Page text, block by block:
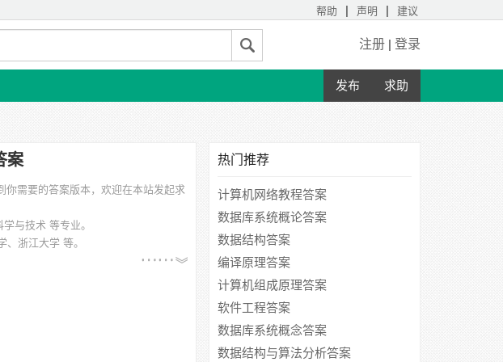
帮助 | 声明 | 建议
注册 | 登录
发布 求助
案
你需要的答案版本，欢迎在本站发起求
学与技术 等专业。
、浙江大学 等。
热门推荐
计算机网络教程答案
数据库系统概论答案
数据结构答案
编译原理答案
计算机组成原理答案
软件工程答案
数据库系统概念答案
数据结构与算法分析答案